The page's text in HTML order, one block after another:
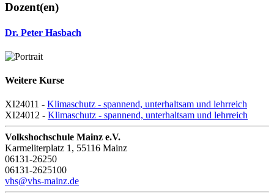
Dozent(en)
Dr. Peter Hasbach
Weitere Kurse
XI24011 - Klimaschutz - spannend, unterhaltsam und lehrreich
XI24012 - Klimaschutz - spannend, unterhaltsam und lehrreich
Volkshochschule Mainz e.V.
Karmeliterplatz 1, 55116 Mainz
06131-26250
06131-2625100
vhs@vhs-mainz.de